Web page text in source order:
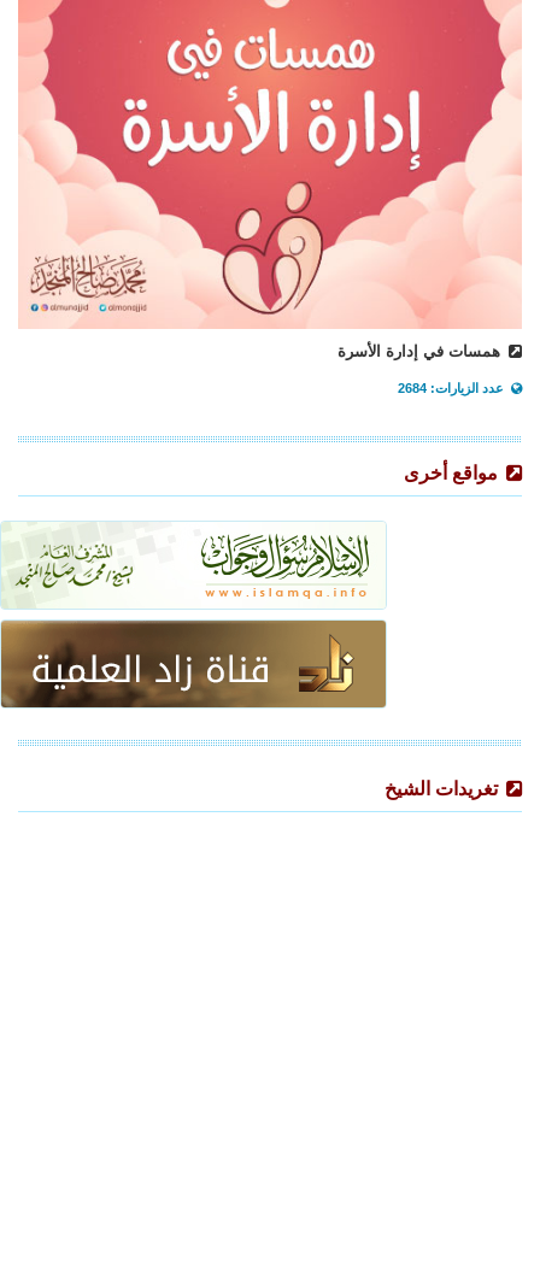
همسات في إدارة الأسرة
عدد الزيارات: 2684
مواقع أخرى
تغريدات الشيخ